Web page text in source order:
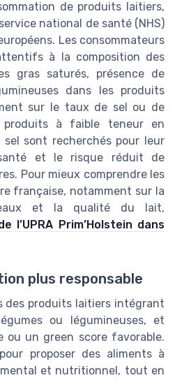
de produits laitiers,
national de santé (NHS)
Les consommateurs
à la composition des
gras saturés, présence de
dans les produits
sur le taux de sel ou de
produits à faible teneur en
sel sont recherchés pour leur
et le risque réduit de
Pour mieux comprendre les
française, notamment sur la
et la qualité du lait,
l’UPRA Prim’Holstein dans
plus responsable
des produits laitiers intégrant
ou légumineuses, et
un green score favorable.
proposer des aliments à
et nutritionnel, tout en